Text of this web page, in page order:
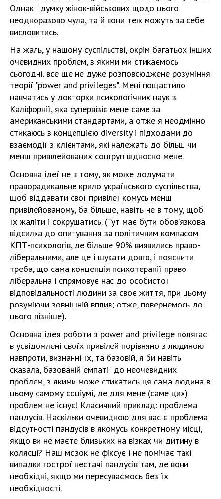
Однак і думку жінок-військових щодо цього
неодноразово чула, та й вони теж можуть за себе
висловитись.
На жаль, у нашому суспільстві, окрім багатьох інших
очевидних проблем, з якими ми стикаємось
сьогодні, все ще не дуже розповсюджене розуміння
теорії "power and privileges". Мені пощастило
навчатись у докторки психологічних наук з
Каліфорнії, яка супервізіє мене саме за
американськими стандартами, а отже я неодмінно
стикаюсь з концепцією diversity і підходами до
взаємодії з клієнтами, які належать до більш чи
менш привілейованих соцгруп відносно мене.
Основна ідеї не в тому, як може додумати
праворадикальне крило українського суспільства,
щоб віддавати свої привілеї комусь менш
привілейованому, ба більше, навіть не в тому, щоб
їх жаліти і сокрушатись. (Тут має бути обовʼязкова
відсилка до опитування за політичним компасом
КПТ-психологів, де більше 90% виявились право-
ліберальними, але це і шукати довго, і пояснити
треба, що сама концепція психотерапії право
ліберальна і спрямовує нас до особистої
відповідальності людини за своє життя, при цьому
розуміючи зовнішній вплив; отже, повернемось до
цього пізніше).
Основна ідея роботи з power and privilege полягає
в усвідомлені своїх привілей порівняно з людиною
навпроти, визнанні їх, та базовій, я би навіть
сказала, базованій емпатії до неочевидних
проблем, з якими може стикатись ця сама людина в
цьому самому соціумі, де для мене (саме цих)
проблем не існує! Класичний приклад: проблема
пандусів. Наскільки очевидною для вас є проблема
відсутності пандусів в якомусь конкретному місці,
якщо ви не маєте близьких на візках чи дитину в
колясці? Наш мозок не фіксує і не помічає такі
випадки гострої нестачі пандусів там, де вони
необхідні, якщо ми пересуваємось без їх
необхідності.